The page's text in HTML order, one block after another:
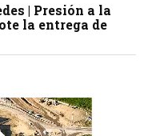
| Presión a la
la entrega de